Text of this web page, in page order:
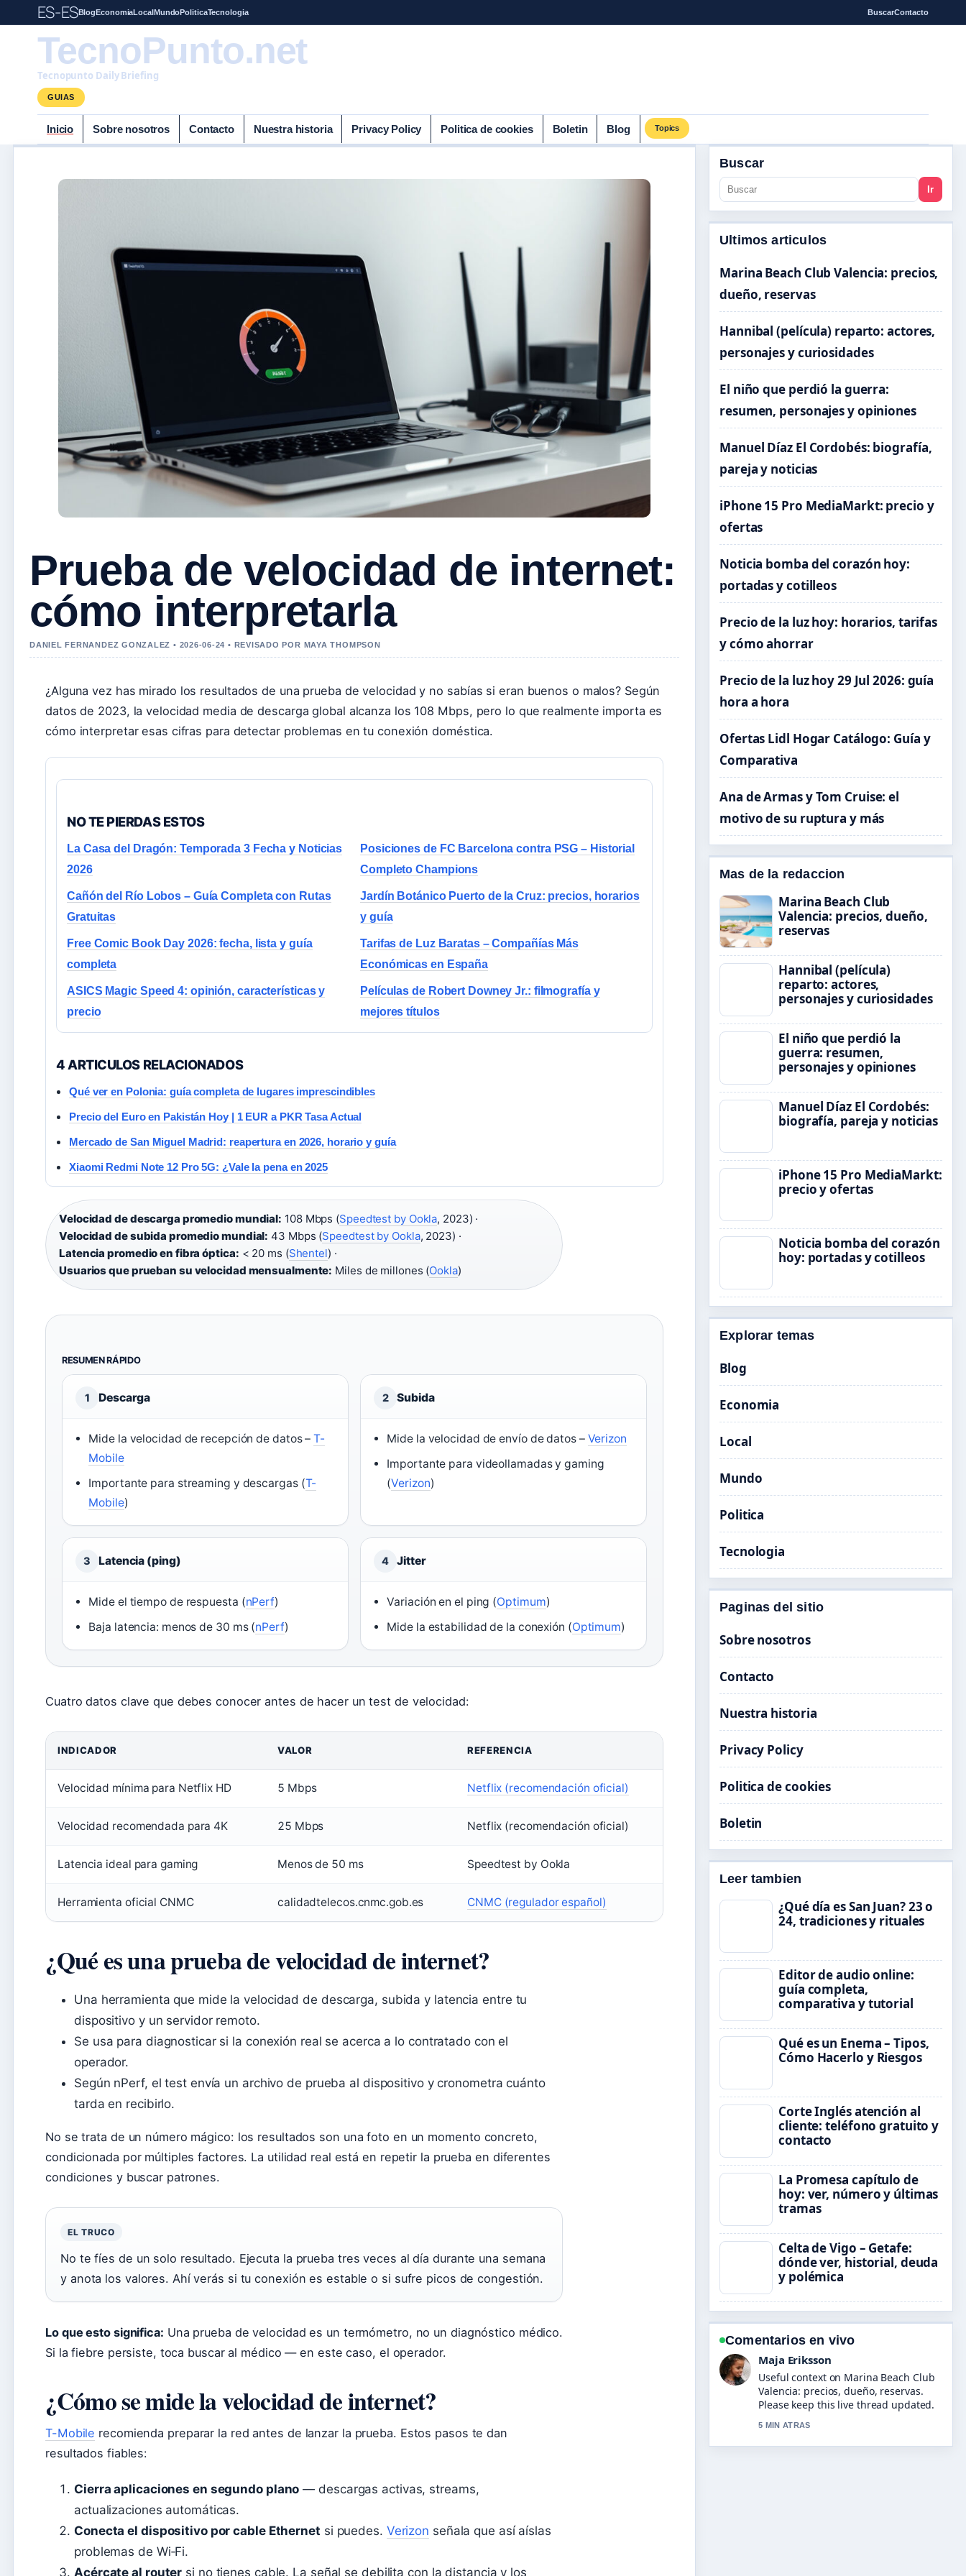
ES-ESBlogEconomiaLocalMundoPoliticaTecnologia BuscarContacto
TecnoPunto.net
Tecnopunto Daily Briefing
GUIAS
Inicio Sobre nosotros Contacto Nuestra historia Privacy Policy Politica de cookies Boletin Blog Topics
Prueba de velocidad de internet:
cómo interpretarla
DANIEL FERNANDEZ GONZALEZ • 2026-06-24 • REVISADO POR MAYA THOMPSON
¿Alguna vez has mirado los resultados de una prueba de velocidad y no sabías si eran buenos o malos? Según
datos de 2023, la velocidad media de descarga global alcanza los 108 Mbps, pero lo que realmente importa es
cómo interpretar esas cifras para detectar problemas en tu conexión doméstica.
NO TE PIERDAS ESTOS
La Casa del Dragón: Temporada 3 Fecha y Noticias
2026
Posiciones de FC Barcelona contra PSG – Historial
Completo Champions
Cañón del Río Lobos – Guía Completa con Rutas
Gratuitas
Jardín Botánico Puerto de la Cruz: precios, horarios
y guía
Free Comic Book Day 2026: fecha, lista y guía
completa
Tarifas de Luz Baratas – Compañías Más
Económicas en España
ASICS Magic Speed 4: opinión, características y
precio
Películas de Robert Downey Jr.: filmografía y
mejores títulos
4 ARTICULOS RELACIONADOS
Qué ver en Polonia: guía completa de lugares imprescindibles
Precio del Euro en Pakistán Hoy | 1 EUR a PKR Tasa Actual
Mercado de San Miguel Madrid: reapertura en 2026, horario y guía
Xiaomi Redmi Note 12 Pro 5G: ¿Vale la pena en 2025
Velocidad de descarga promedio mundial: 108 Mbps (Speedtest by Ookla, 2023) ·
Velocidad de subida promedio mundial: 43 Mbps (Speedtest by Ookla, 2023) ·
Latencia promedio en fibra óptica: < 20 ms (Shentel) ·
Usuarios que prueban su velocidad mensualmente: Miles de millones (Ookla)
RESUMEN RÁPIDO
1 Descarga
Mide la velocidad de recepción de datos –T-
Mobile
Importante para streaming y descargas (T-
Mobile)
2 Subida
Mide la velocidad de envío de datos – Verizon
Importante para videollamadas y gaming
(Verizon)
3 Latencia (ping)
Mide el tiempo de respuesta (nPerf)
Baja latencia: menos de 30 ms (nPerf)
4 Jitter
Variación en el ping (Optimum)
Mide la estabilidad de la conexión (Optimum)
Cuatro datos clave que debes conocer antes de hacer un test de velocidad:
INDICADOR VALOR REFERENCIA
Velocidad mínima para Netflix HD 5 Mbps Netflix (recomendación oficial)
Velocidad recomendada para 4K 25 Mbps Netflix (recomendación oficial)
Latencia ideal para gaming Menos de 50 ms Speedtest by Ookla
Herramienta oficial CNMC calidadtelecos.cnmc.gob.es CNMC (regulador español)
¿Qué es una prueba de velocidad de internet?
Una herramienta que mide la velocidad de descarga, subida y latencia entre tu
dispositivo y un servidor remoto.
Se usa para diagnosticar si la conexión real se acerca a lo contratado con el
operador.
Según nPerf, el test envía un archivo de prueba al dispositivo y cronometra cuánto
tarda en recibirlo.
No se trata de un número mágico: los resultados son una foto en un momento concreto,
condicionada por múltiples factores. La utilidad real está en repetir la prueba en diferentes
condiciones y buscar patrones.
EL TRUCO
No te fíes de un solo resultado. Ejecuta la prueba tres veces al día durante una semana
y anota los valores. Ahí verás si tu conexión es estable o si sufre picos de congestión.
Lo que esto significa: Una prueba de velocidad es un termómetro, no un diagnóstico médico.
Si la fiebre persiste, toca buscar al médico — en este caso, el operador.
¿Cómo se mide la velocidad de internet?
T-Mobile recomienda preparar la red antes de lanzar la prueba. Estos pasos te dan
resultados fiables:
Cierra aplicaciones en segundo plano — descargas activas, streams,
actualizaciones automáticas.
Conecta el dispositivo por cable Ethernet si puedes. Verizon señala que así aíslas
problemas de Wi‑Fi.
Acércate al router si no tienes cable. La señal se debilita con la distancia y los
Buscar
Ir
Ultimos articulos
Marina Beach Club Valencia: precios,
dueño, reservas
Hannibal (película) reparto: actores,
personajes y curiosidades
El niño que perdió la guerra:
resumen, personajes y opiniones
Manuel Díaz El Cordobés: biografía,
pareja y noticias
iPhone 15 Pro MediaMarkt: precio y
ofertas
Noticia bomba del corazón hoy:
portadas y cotilleos
Precio de la luz hoy: horarios, tarifas
y cómo ahorrar
Precio de la luz hoy 29 Jul 2026: guía
hora a hora
Ofertas Lidl Hogar Catálogo: Guía y
Comparativa
Ana de Armas y Tom Cruise: el
motivo de su ruptura y más
Mas de la redaccion
Marina Beach Club
Valencia: precios, dueño,
reservas
Hannibal (película)
reparto: actores,
personajes y curiosidades
El niño que perdió la
guerra: resumen,
personajes y opiniones
Manuel Díaz El Cordobés:
biografía, pareja y noticias
iPhone 15 Pro MediaMarkt:
precio y ofertas
Noticia bomba del corazón
hoy: portadas y cotilleos
Explorar temas
Blog
Economia
Local
Mundo
Politica
Tecnologia
Paginas del sitio
Sobre nosotros
Contacto
Nuestra historia
Privacy Policy
Politica de cookies
Boletin
Leer tambien
¿Qué día es San Juan? 23 o
24, tradiciones y rituales
Editor de audio online:
guía completa,
comparativa y tutorial
Qué es un Enema – Tipos,
Cómo Hacerlo y Riesgos
Corte Inglés atención al
cliente: teléfono gratuito y
contacto
La Promesa capítulo de
hoy: ver, número y últimas
tramas
Celta de Vigo – Getafe:
dónde ver, historial, deuda
y polémica
Comentarios en vivo
Noah Bennett
The reporting on Hannibal (película)
reparto: actores, personajes y
curiosidades feels solid and very easy